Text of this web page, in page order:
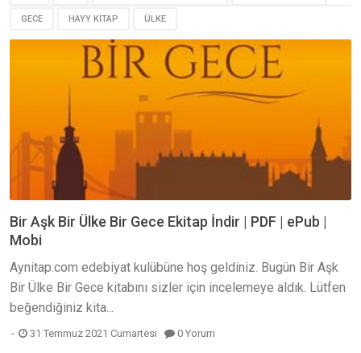
GECE HAYY KİTAP ÜLKE
Bir Aşk Bir Ülke Bir Gece Ekitap İndir | PDF | ePub |
Mobi
Aynitap.com edebiyat kulübüne hoş geldiniz. Bugün Bir Aşk
Bir Ülke Bir Gece kitabını sizler için incelemeye aldık. Lütfen
beğendiğiniz kita...
31 Temmuz 2021 Cumartesi 0 Yorum